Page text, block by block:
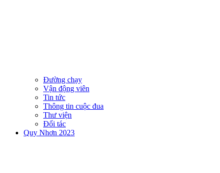
Đường chạy
Vận động viên
Tin tức
Thông tin cuộc đua
Thư viện
Đối tác
Quy Nhơn 2023